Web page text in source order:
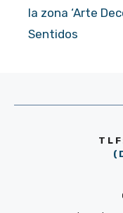
la zona ‘Arte
Sentidos